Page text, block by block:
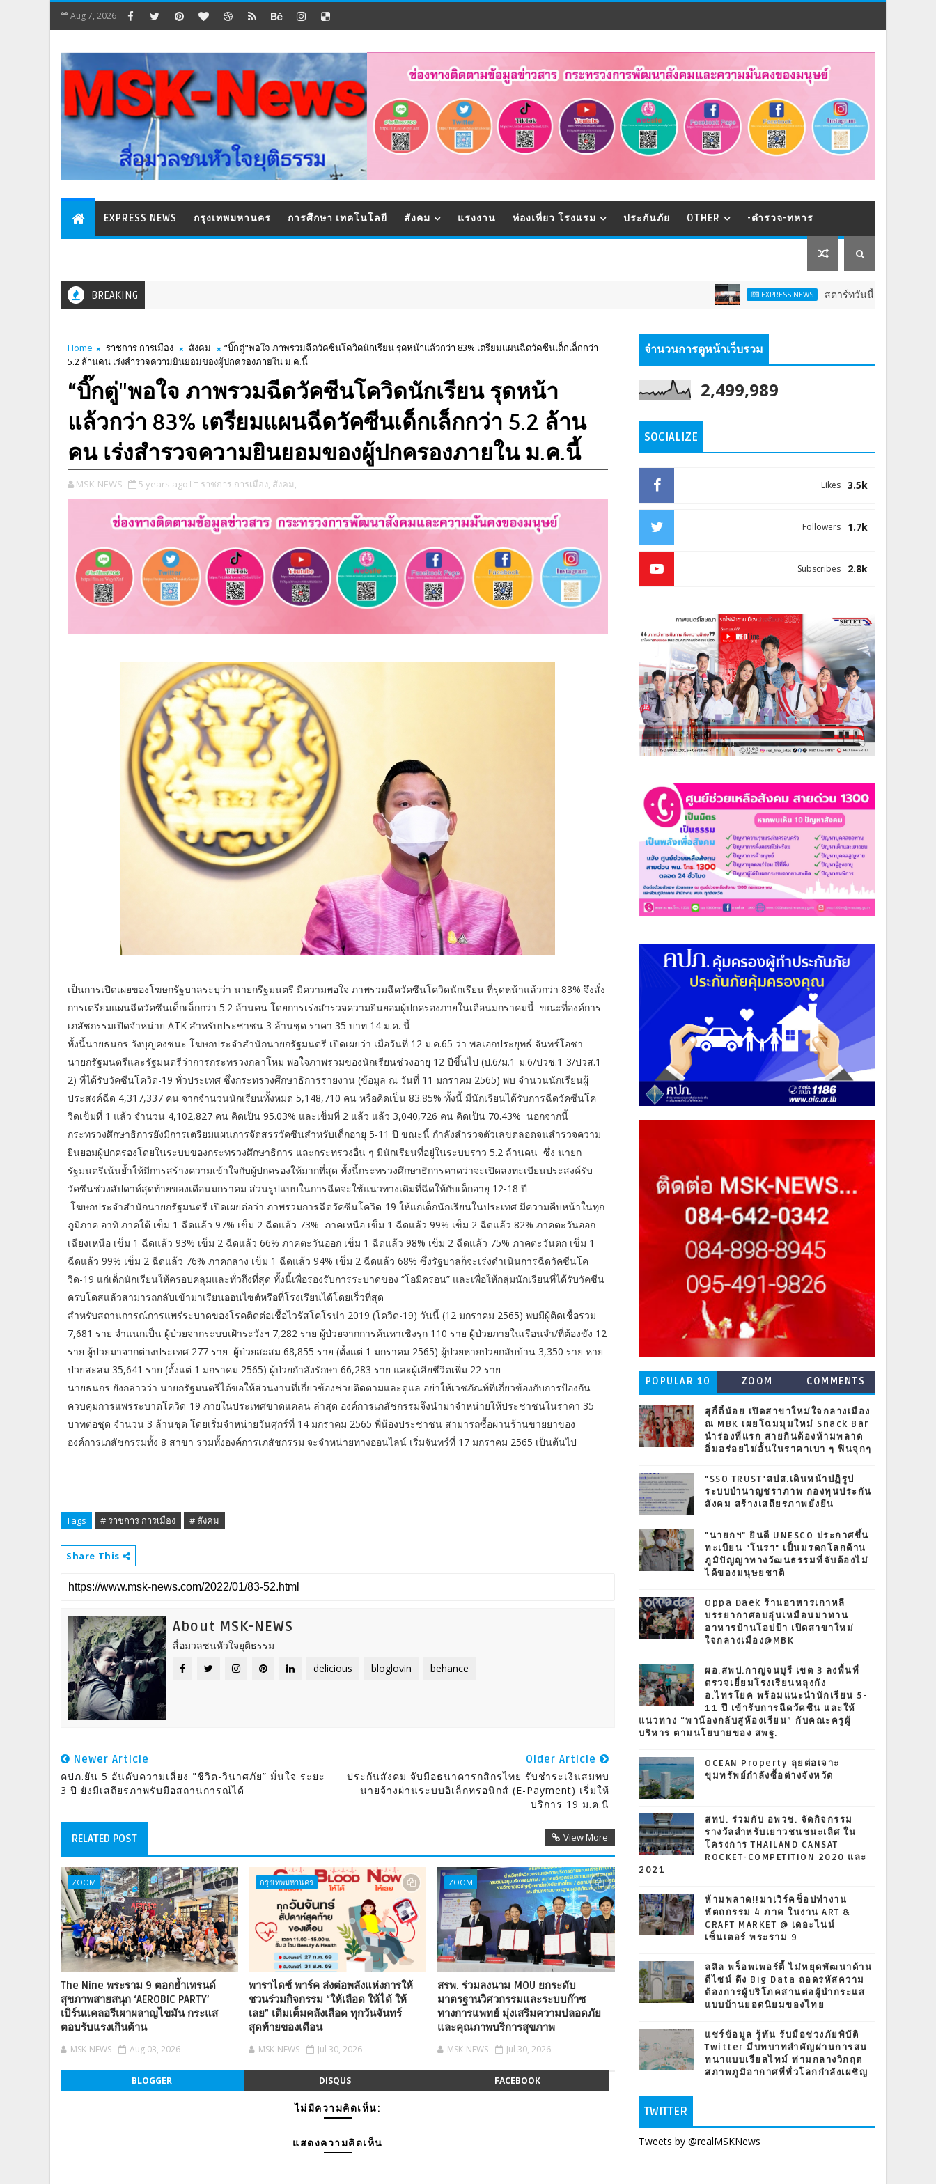
Aug 7, 2026
EXPRESS NEWS กรุงเทพมหานคร การศึกษา เทคโนโลยี สังคม แรงงาน ท่องเที่ยว โรงแรม ประกันภัย OTHER -ตำรวจ-ทหาร
BREAKING EXPRESS NEWS สตาร์ทวันนี้ - 9 ส.ค.Franchise Expo
Home ราชการ การเมือง สังคม
“บิ๊กตู่"พอใจ ภาพรวมฉีดวัคซีนโควิดนักเรียน รุดหน้าแล้วกว่า 83% เตรียมแผนฉีดวัคซีนเด็กเล็กกว่า
5.2 ล้านคน เร่งสำรวจความยินยอมของผู้ปกครองภายใน ม.ค.นี้
“บิ๊กตู่"พอใจ ภาพรวมฉีดวัคซีนโควิดนักเรียน รุดหน้า
แล้วกว่า 83% เตรียมแผนฉีดวัคซีนเด็กเล็กกว่า 5.2 ล้าน
คน เร่งสำรวจความยินยอมของผู้ปกครองภายใน ม.ค.นี้
MSK-NEWS 5 years ago ราชการ การเมือง, สังคม,
เป็นการเปิดเผยของโฆษกรัฐบาลระบุว่า นายกรีฐมนตรี มีความพอใจ ภาพรวมฉีดวัคซีนโควิดนักเรียน ที่รุดหน้าแล้วกว่า 83% จึงสั่ง
การเตรียมแผนฉีดวัคซีนเด็กเล็กกว่า 5.2 ล้านคน โดยการเร่งสำรวจความยินยอมผู้ปกครองภายในเดือนมกราคมนี้ ขณะที่องค์การ
เภสัชกรรมเปิดจำหน่าย ATK สำหรับประชาชน 3 ล้านชุด ราคา 35 บาท 14 ม.ค. นี้
ทั้งนี้นายธนกร วังบุญคงชนะ โฆษกประจำสำนักนายกรัฐมนตรี เปิดเผยว่า เมื่อวันที่ 12 ม.ค.65 ว่า พลเอกประยุทธ์ จันทร์โอชา
นายกรัฐมนตรีและรัฐมนตรีว่าการกระทรวงกลาโหม พอใจภาพรวมของนักเรียนช่วงอายุ 12 ปีขึ้นไป (ป.6/ม.1-ม.6/ปวช.1-3/ปวส.1-
2) ที่ได้รับวัคซีนโควิด-19 ทั่วประเทศ ซึ่งกระทรวงศึกษาธิการรายงาน (ข้อมูล ณ วันที่ 11 มกราคม 2565) พบ จำนวนนักเรียนผู้
ประสงค์ฉีด 4,317,337 คน จากจำนวนนักเรียนทั้งหมด 5,148,710 คน หรือคิดเป็น 83.85% ทั้งนี้ มีนักเรียนได้รับการฉีดวัคซีนโค
วิดเข็มที่ 1 แล้ว จำนวน 4,102,827 คน คิดเป็น 95.03% และเข็มที่ 2 แล้ว แล้ว 3,040,726 คน คิดเป็น 70.43% นอกจากนี้
กระทรวงศึกษาธิการยังมีการเตรียมแผนการจัดสรรวัคซีนสำหรับเด็กอายุ 5-11 ปี ขณะนี้ กำลังสำรวจตัวเลขตลอดจนสำรวจความ
ยินยอมผู้ปกครองโดยในระบบของกระทรวงศึกษาธิการ และกระทรวงอื่น ๆ มีนักเรียนที่อยู่ในระบบราว 5.2 ล้านคน ซึ่ง นายก
รัฐมนตรีเน้นย้ำให้มีการสร้างความเข้าใจกับผู้ปกครองให้มากที่สุด ทั้งนี้กระทรวงศึกษาธิการคาดว่าจะเปิดลงทะเบียนประสงค์รับ
วัคซีนช่วงสัปดาห์สุดท้ายของเดือนมกราคม ส่วนรูปแบบในการฉีดจะใช้แนวทางเดิมที่ฉีดให้กับเด็กอายุ 12-18 ปี
โฆษกประจำสำนักนายกรัฐมนตรี เปิดเผยต่อว่า ภาพรวมการฉีดวัคซีนโควิด-19 ให้แก่เด็กนักเรียนในประเทศ มีความคืบหน้าในทุก
ภูมิภาค อาทิ ภาคใต้ เข็ม 1 ฉีดแล้ว 97% เข็ม 2 ฉีดแล้ว 73% ภาคเหนือ เข็ม 1 ฉีดแล้ว 99% เข็ม 2 ฉีดแล้ว 82% ภาคตะวันออก
เฉียงเหนือ เข็ม 1 ฉีดแล้ว 93% เข็ม 2 ฉีดแล้ว 66% ภาคตะวันออก เข็ม 1 ฉีดแล้ว 98% เข็ม 2 ฉีดแล้ว 75% ภาคตะวันตก เข็ม 1
ฉีดแล้ว 99% เข็ม 2 ฉีดแล้ว 76% ภาคกลาง เข็ม 1 ฉีดแล้ว 94% เข็ม 2 ฉีดแล้ว 68% ซึ่งรัฐบาลก็จะเร่งดำเนินการฉีดวัคซีนโค
วิด-19 แก่เด็กนักเรียนให้ครอบคลุมและทั่วถึงที่สุด ทั้งนี้เพื่อรองรับการระบาดของ “โอมิครอน” และเพื่อให้กลุ่มนักเรียนที่ได้รับวัคซีน
ครบโดสแล้วสามารถกลับเข้ามาเรียนออนไซต์หรือที่โรงเรียนได้โดยเร็วที่สุด
สำหรับสถานการณ์การแพร่ระบาดของโรคติดต่อเชื้อไวรัสโคโรน่า 2019 (โควิด-19) วันนี้ (12 มกราคม 2565) พบมีผู้ติดเชื้อรวม
7,681 ราย จำแนกเป็น ผู้ป่วยจากระบบเฝ้าระวังฯ 7,282 ราย ผู้ป่วยจากการค้นหาเชิงรุก 110 ราย ผู้ป่วยภายในเรือนจำ/ที่ต้องขัง 12
ราย ผู้ป่วยมาจากต่างประเทศ 277 ราย ผู้ป่วยสะสม 68,855 ราย (ตั้งแต่ 1 มกราคม 2565) ผู้ป่วยหายป่วยกลับบ้าน 3,350 ราย หาย
ป่วยสะสม 35,641 ราย (ตั้งแต่ 1 มกราคม 2565) ผู้ป่วยกำลังรักษา 66,283 ราย และผู้เสียชีวิตเพิ่ม 22 ราย
นายธนกร ยังกล่าวว่า นายกรัฐมนตรีได้ขอให้ส่วนงานที่เกี่ยวข้องช่วยติดตามและดูแล อย่าให้เวชภัณท์ที่เกี่ยวข้องกับการป้องกัน
ควบคุมการแพร่ระบาดโควิด-19 ภายในประเทศขาดแคลน ล่าสุด องค์การเภสัชกรรมจึงนำมาจำหน่ายให้ประชาชนในราคา 35
บาทต่อชุด จำนวน 3 ล้านชุด โดยเริ่มจำหน่ายวันศุกร์ที่ 14 มกราคม 2565 พี่น้องประชาชน สามารถซื้อผ่านร้านขายยาของ
องค์การเภสัชกรรมทั้ง 8 สาขา รวมทั้งองค์การเภสัชกรรม จะจำหน่ายทางออนไลน์ เริ่มจันทร์ที่ 17 มกราคม 2565 เป็นต้นไป
Tags # ราชการ การเมือง # สังคม
Share This
About MSK-NEWS
สื่อมวลชนหัวใจยุติธรรม
delicious
bloglovin behance
Newer Article
คปภ.ยัน 5 อันดับความเสี่ยง "ชีวิต-วินาศภัย” มั่นใจ ระยะ
3 ปี ยังมีเสถียรภาพรับมือสถานการณ์ได้
Older Article
ประกันสังคม จับมือธนาคารกสิกรไทย รับชำระเงินสมทบ
นายจ้างผ่านระบบอิเล็กทรอนิกส์ (e-Payment) เริ่มให้
บริการ 19 ม.ค.นี
RELATED POST View More
ZOOM
The Nine พระราม 9 ตอกย้ำเทรนด์
สุขภาพสายสนุก ‘AEROBIC PARTY’
เบิร์นแคลอรีเผาผลาญไขมัน กระแส
ตอบรับแรงเกินต้าน
MSK-NEWS Aug 03, 2026
กรุงเทพมหานคร
พาราไดซ์ พาร์ค ส่งต่อพลังแห่งการให้
ชวนร่วมกิจกรรม “ให้เลือด ให้ได้ ให้
เลย” เติมเต็มคลังเลือด ทุกวันจันทร์
สุดท้ายของเดือน
MSK-NEWS Jul 30, 2026
ZOOM
สรพ. ร่วมลงนาม MOU ยกระดับ
มาตรฐานวิศวกรรมและระบบก๊าซ
ทางการแพทย์ มุ่งเสริมความปลอดภัย
และคุณภาพบริการสุขภาพ
MSK-NEWS Jul 30, 2026
BLOGGER DISQUS FACEBOOK
ไม่มีความคิดเห็น:
แสดงความคิดเห็น
จำนวนการดูหน้าเว็บรวม
2,499,989
SOCIALIZE
3.5k
Likes
1.7k
Followers
2.8k
Subscribes
POPULAR 10 ZOOM COMMENTS
สุกี้ตี๋น้อย เปิดสาขาใหม่ใจกลางเมือง
ณ MBK เผยโฉมมุมใหม่ Snack Bar
นำร่องที่แรก สายกินต้องห้ามพลาด
อิ่มอร่อยไม่อั้นในราคาเบา ๆ ฟินจุกๆ
"SSO TRUST"สปส.เดินหน้าปฏิรูป
ระบบบำนาญชราภาพ กองทุนประกัน
สังคม สร้างเสถียรภาพยั่งยืน
"นายกฯ" ยินดี UNESCO ประกาศขึ้น
ทะเบียน "โนรา" เป็นมรดกโลกด้าน
ภูมิปัญญาทางวัฒนธรรมที่จับต้องไม่
ได้ของมนุษยชาติ
Oppa Daek ร้านอาหารเกาหลี
บรรยากาศอบอุ่นเหมือนมาทาน
อาหารบ้านโอปป้า เปิดสาขาใหม่
ใจกลางเมือง@MBK
ผอ.สพป.กาญจนบุรี เขต 3 ลงพื้นที่
ตรวจเยี่ยมโรงเรียนหลุงกัง
อ.ไทรโยค พร้อมแนะนำนักเรียน 5-
11 ปี เข้ารับการฉีดวัคซีน และให้
แนวทาง “พาน้องกลับสู่ห้องเรียน” กับคณะครูผู้
บริหาร ตามนโยบายของ สพฐ.
OCEAN Property ลุยต่อเจาะ
ขุมทรัพย์กำลังซื้อต่างจังหวัด
สทป. ร่วมกับ อพวช. จัดกิจกรรม
รางวัลสำหรับเยาวชนชนะเลิศ ใน
โครงการ THAILAND CANSAT
ROCKET-COMPETITION 2020 และ
2021
ห้ามพลาด!!มาเวิร์คช็อปทำงาน
หัตถกรรม 4 ภาค ในงาน ART &
CRAFT MARKET @ เดอะไนน์
เซ็นเตอร์ พระราม 9
ลลิล พร็อพเพอร์ตี้ ไม่หยุดพัฒนาด้าน
ดีไซน์ ดึง Big Data ถอดรหัสความ
ต้องการผู้บริโภคสานต่อผู้นำกระแส
แบบบ้านยอดนิยมของไทย
แชร์ข้อมูล รู้ทัน รับมือช่วงภัยพิบัติ
Twitter มีบทบาทสำคัญผ่านการสน
ทนาแบบเรียลไทม์ ท่ามกลางวิกฤต
สภาพภูมิอากาศที่ทั่วโลกกำลังเผชิญ
TWITTER
Tweets by @realMSKNews